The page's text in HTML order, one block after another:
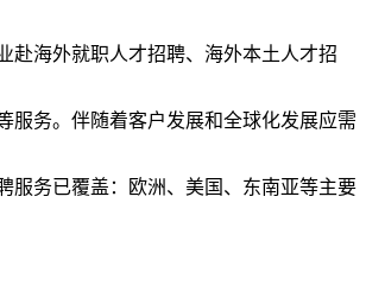
赴海外就职人才招聘、海外本土人才招
服务。伴随着客户发展和全球化发展应需
服务已覆盖：欧洲、美国、东南亚等主要